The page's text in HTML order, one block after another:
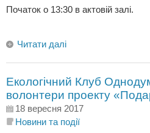
Початок о 13:30 в актовій залі.
Читати далі
Екологічний Клуб
волонтери проекту
18 вересня 2017
Новини та події